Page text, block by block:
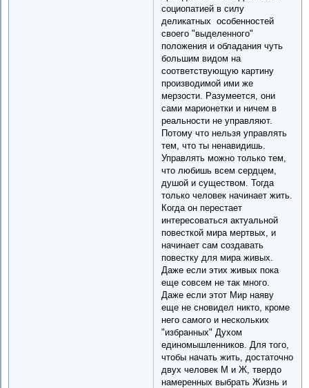
социопатией в силу
деликатных особенностей
своего "выделенного"
положения и обладания чуть
большим видом на
соответствующую картину
производимой ими же
мерзости. Разумеется, они
сами марионетки и ничем в
реальности не управляют.
Потому что нельзя управлять
тем, что ты ненавидишь.
Управлять можно только тем,
что любишь всем сердцем,
душой и существом. Тогда
только человек начинает жить.
Когда он перестает
интересоваться актуальной
повесткой мира мертвых, и
начинает сам создавать
повестку для мира живых.
Даже если этих живых пока
еще совсем не так много.
Даже если этот Мир наяву
еще не сновидел никто, кроме
него самого и нескольких
"избранных" Духом
единомышленников. Для того,
чтобы начать жить, достаточно
двух человек М и Ж, твердо
намеренных выбрать Жизнь и